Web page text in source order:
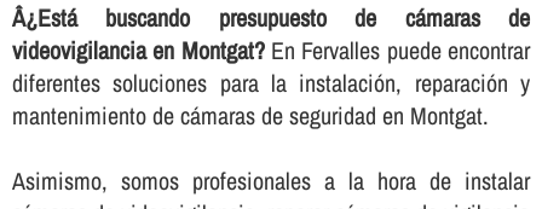
Â¿Está buscando presupuesto de cámaras de
videovigilancia en Montgat?En Fervalles puede encontrar
diferentes soluciones para la instalación, reparación y
mantenimiento de cámaras de seguridad en Montgat.
Asimismo, somos profesionales a la hora de instalar